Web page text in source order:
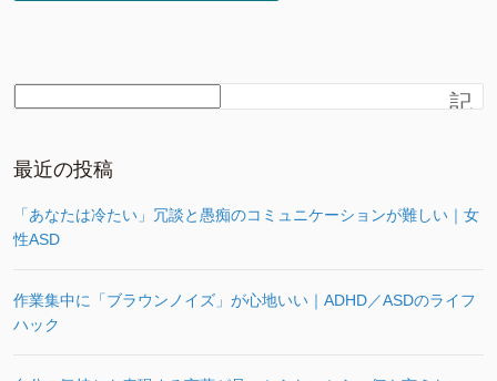
記
最近の投稿
「あなたは冷たい」冗談と愚痴のコミュニケーションが難しい｜女
性ASD
作業集中に「ブラウンノイズ」が心地いい｜ADHD／ASDのライフ
ハック